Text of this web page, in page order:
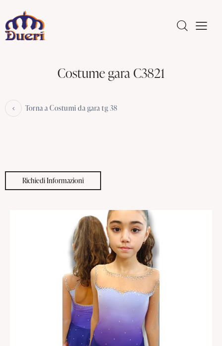
Costume gara C3821
Torna a Costumi da gara tg 38
Richiedi Informazioni